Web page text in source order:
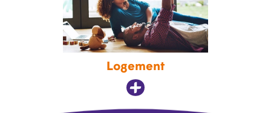
Logement